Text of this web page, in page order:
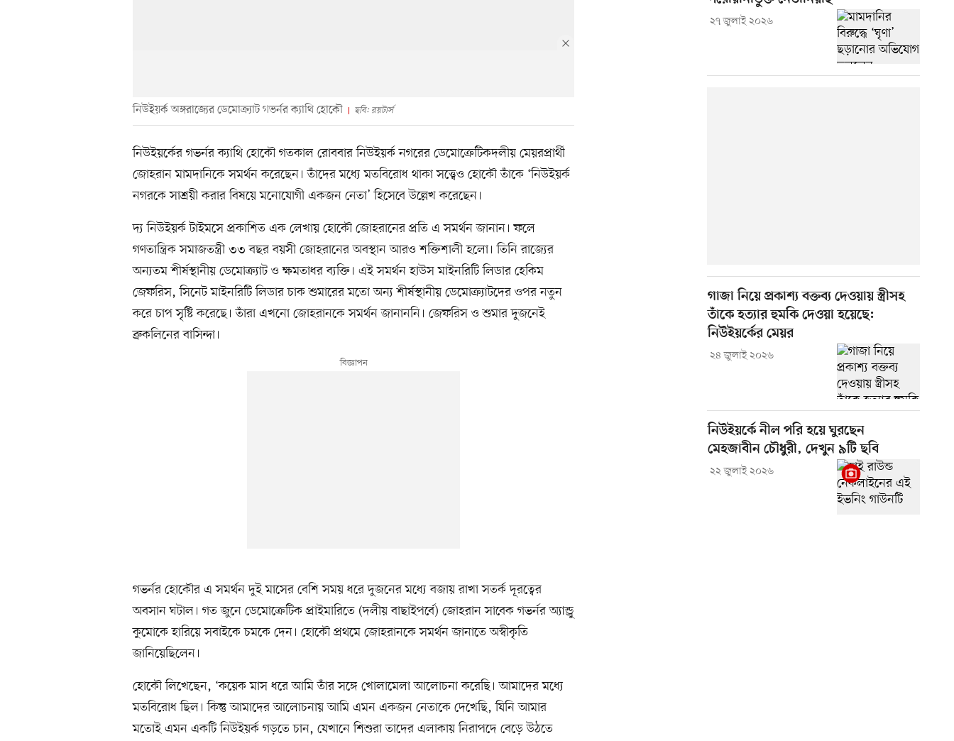
নিউইয়র্ক অঙ্গরাজ্যের ডেমোক্র্যাট গভর্নর ক্যাথি হোকৌ ছবি: রয়টার্স
নিউইয়র্কের গভর্নর ক্যাথি হোকৌ গতকাল রোববার নিউইয়র্ক নগরের ডেমোক্রেটিকদলীয় মেয়রপ্রার্থী
জোহরান মামদানিকে সমর্থন করেছেন। তাঁদের মধ্যে মতবিরোধ থাকা সত্ত্বেও হোকৌ তাঁকে ‘নিউইয়র্ক
নগরকে সাশ্রয়ী করার বিষয়ে মনোযোগী একজন নেতা’ হিসেবে উল্লেখ করেছেন।
দ্য নিউইয়র্ক টাইমসে প্রকাশিত এক লেখায় হোকৌ জোহরানের প্রতি এ সমর্থন জানান। ফলে
গণতান্ত্রিক সমাজতন্ত্রী ৩৩ বছর বয়সী জোহরানের অবস্থান আরও শক্তিশালী হলো। তিনি রাজ্যের
অন্যতম শীর্ষস্থানীয় ডেমোক্র্যাট ও ক্ষমতাধর ব্যক্তি। এই সমর্থন হাউস মাইনরিটি লিডার হেকিম
জেফরিস, সিনেট মাইনরিটি লিডার চাক শুমারের মতো অন্য শীর্ষস্থানীয় ডেমোক্র্যাটদের ওপর নতুন
করে চাপ সৃষ্টি করেছে। তাঁরা এখনো জোহরানকে সমর্থন জানাননি। জেফরিস ও শুমার দুজনেই
ব্রুকলিনের বাসিন্দা।
গভর্নর হোকৌর এ সমর্থন দুই মাসের বেশি সময় ধরে দুজনের মধ্যে বজায় রাখা সতর্ক দূরত্বের
অবসান ঘটাল। গত জুনে ডেমোক্রেটিক প্রাইমারিতে (দলীয় বাছাইপর্বে) জোহরান সাবেক গভর্নর অ্যান্ড্রু
কুমোকে হারিয়ে সবাইকে চমকে দেন। হোকৌ প্রথমে জোহরানকে সমর্থন জানাতে অস্বীকৃতি
জানিয়েছিলেন।
হোকৌ লিখেছেন, ‘কয়েক মাস ধরে আমি তাঁর সঙ্গে খোলামেলা আলোচনা করেছি। আমাদের মধ্যে
মতবিরোধ ছিল। কিন্তু আমাদের আলোচনায় আমি এমন একজন নেতাকে দেখেছি, যিনি আমার
মতোই এমন একটি নিউইয়র্ক গড়তে চান, যেখানে শিশুরা তাদের এলাকায় নিরাপদে বেড়ে উঠতে
২৭ জুলাই ২০২৬
গাজা নিয়ে প্রকাশ্য বক্তব্য দেওয়ায় স্ত্রীসহ
তাঁকে হত্যার হুমকি দেওয়া হয়েছে:
নিউইয়র্কের মেয়র
২৪ জুলাই ২০২৬
নিউইয়র্কে নীল পরি হয়ে ঘুরছেন
মেহজাবীন চৌধুরী, দেখুন ৯টি ছবি
২২ জুলাই ২০২৬